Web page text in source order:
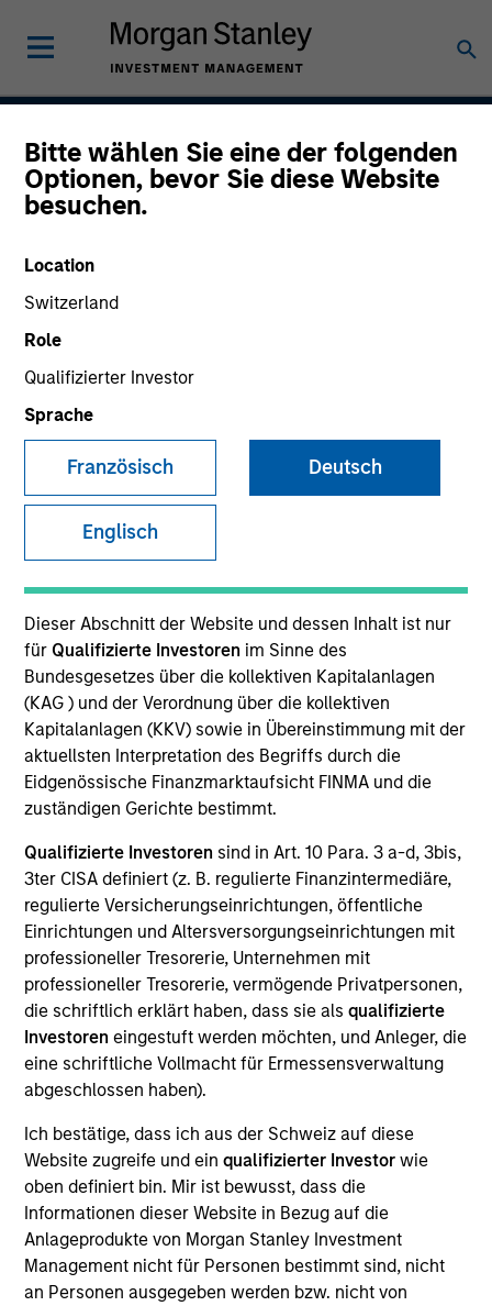
Bitte wählen Sie eine der folgenden
Optionen, bevor Sie diese Website
besuchen.
Location
Switzerland
Role
Qualifizierter Investor
Sprache
Französisch Deutsch
Englisch
Dieser Abschnitt der Website und dessen Inhalt ist nur
für Qualifizierte Investoren im Sinne des
Bundesgesetzes über die kollektiven Kapitalanlagen
(KAG ) und der Verordnung über die kollektiven
Kapitalanlagen (KKV) sowie in Übereinstimmung mit der
aktuellsten Interpretation des Begriffs durch die
Eidgenössische Finanzmarktaufsicht FINMA und die
zuständigen Gerichte bestimmt.
Qualifizierte Investoren sind in Art. 10 Para. 3 a-d, 3bis,
3ter CISA definiert (z. B. regulierte Finanzintermediäre,
regulierte Versicherungseinrichtungen, öffentliche
Einrichtungen und Altersversorgungseinrichtungen mit
professioneller Tresorerie, Unternehmen mit
professioneller Tresorerie, vermögende Privatpersonen,
die schriftlich erklärt haben, dass sie alsqualifizierte
Investoren eingestuft werden möchten, und Anleger, die
eine schriftliche Vollmacht für Ermessensverwaltung
abgeschlossen haben).
Ich bestätige, dass ich aus der Schweiz auf diese
Website zugreife und ein qualifizierter Investor wie
oben definiert bin. Mir ist bewusst, dass die
Informationen dieser Website in Bezug auf die
Anlageprodukte von Morgan Stanley Investment
Management nicht für Personen bestimmt sind, nicht
an Personen ausgegeben werden bzw. nicht von
Established Opportunity
Strategy Inception
January 2019
US Equity
Quick Facts
Benchmark
Insights
Overview
Established Opportunityseeks long-term capital
companies located or operating in developed market
countries. To achieve its objective, the investment team
typically favors companies it believes have sustainable
competitive advantages that can be monetized through
growth. The investment process integrates analysis of
sustainability with respect to disruptive change, financial
strength, environmental and social externalities and
governance (also referred to as ESG).
Differentiators